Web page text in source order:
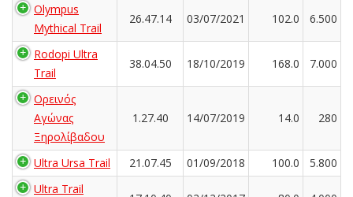
Olympus
Mythical Trail
26.47.14 03/07/2021 102.0 6.500
Rodopi Ultra
Trail
38.04.50 18/10/2019 168.0 7.000
Ορεινός
Αγώνας
Ξηρολίβαδου
1.27.40 14/07/2019 14.0 280
Ultra Ursa Trail 21.07.45 01/09/2018 100.0
5.800
Ultra Trail